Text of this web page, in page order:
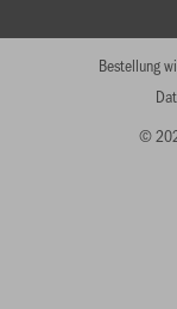
©
Bestellung